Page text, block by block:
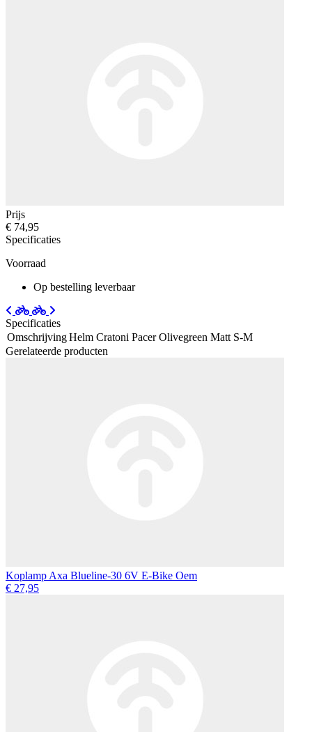
Prijs
€ 74,95
Specificaties
Voorraad
Op bestelling leverbaar
Specificaties
OmschrijvingHelm Cratoni Pacer Olivegreen Matt S-M
Gerelateerde producten
Koplamp Axa Blueline-30 6V E-Bike Oem
€ 27,95